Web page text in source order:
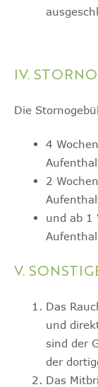
IV.
Die
4
2
und ab 1
V.
Das
und
sind der
der
Das